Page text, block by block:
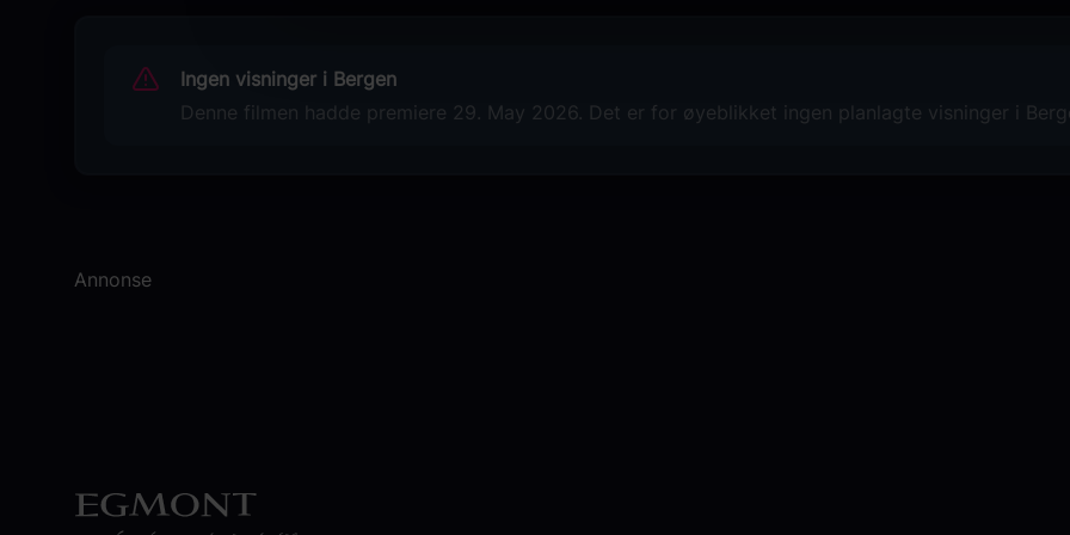
Children's Movie
Distributør
Ingen visninger i Bergen
Denne filmen hadde premiere 29. May 2026. Det er for øyeblikket ingen planlagte visninger i
Annonse